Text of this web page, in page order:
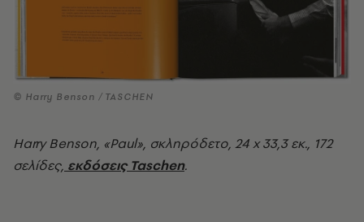
© Harry Benson / TASCHEN
Harry Benson, «Paul», σκληρόδετο, 24 x 33,3 εκ., 172
σελίδες, εκδόσεις Taschen.